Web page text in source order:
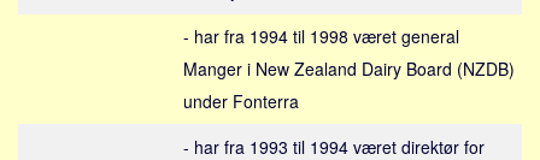
Social sikring og sundhed
- har fra 1994 til 1998 været general
Manger i New Zealand Dairy Board (NZDB)
under Fonterra
- har fra 1993 til 1994 været direktør for